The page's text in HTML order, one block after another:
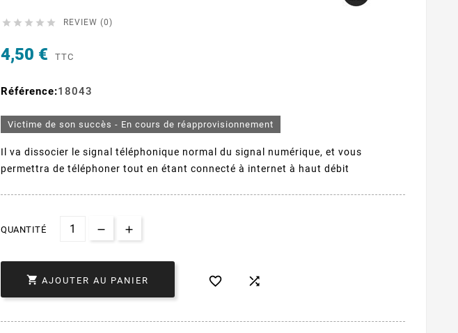
     REVIEW (0)
4,50 € TTC
Référence:18043
Victime de son succès - En cours de réapprovisionnement
Il va dissocier le signal téléphonique normal du signal numérique, et vous
permettra de téléphoner tout en étant connecté à internet à haut débit
QUANTITÉ
 AJOUTER AU PANIER  